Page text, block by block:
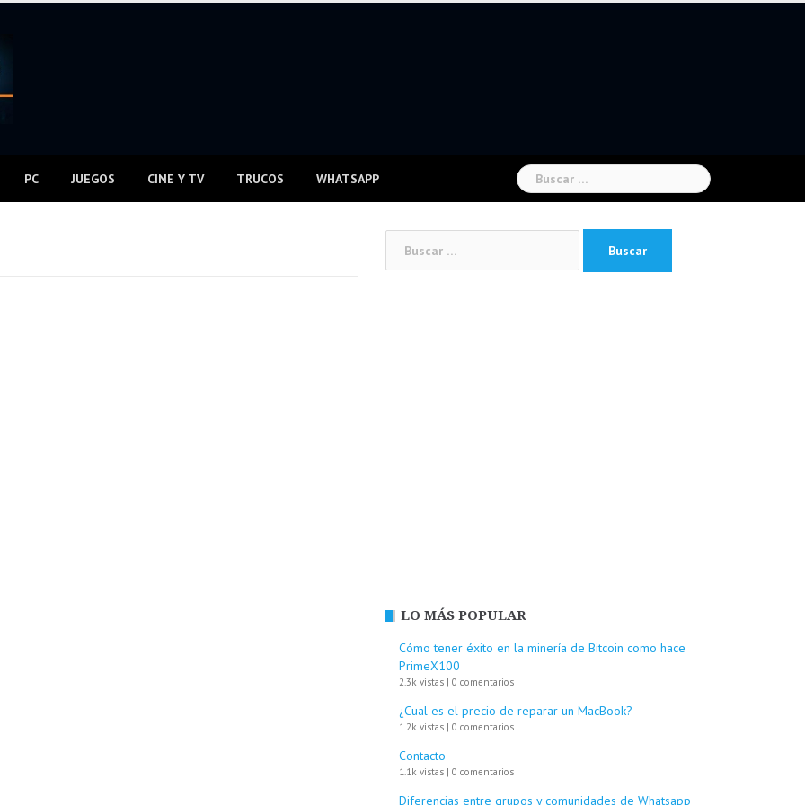
PC JUEGOS CINE Y TV TRUCOS WHATSAPP Buscar:
LO MÁS POPULAR
Cómo tener éxito en la minería de Bitcoin como hace
PrimeX100
2.3k vistas | 0 comentarios
¿Cual es el precio de reparar un MacBook?
1.2k vistas | 0 comentarios
Contacto
1.1k vistas | 0 comentarios
Diferencias entre grupos y comunidades de Whatsapp